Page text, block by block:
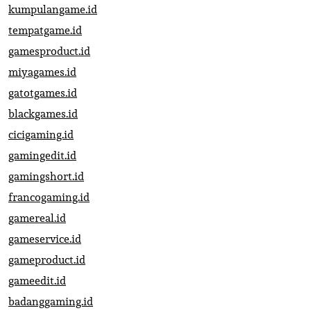
kumpulangame.id
tempatgame.id
gamesproduct.id
miyagames.id
gatotgames.id
blackgames.id
cicigaming.id
gamingedit.id
gamingshort.id
francogaming.id
gamereal.id
gameservice.id
gameproduct.id
gameedit.id
badanggaming.id